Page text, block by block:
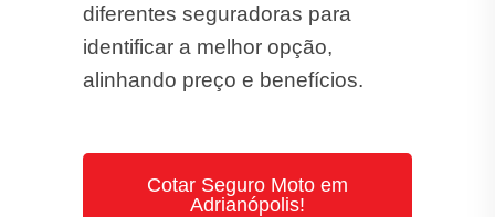
diferentes seguradoras para
identificar a melhor opção,
alinhando preço e benefícios.
Cotar Seguro Moto em
Adrianópolis!